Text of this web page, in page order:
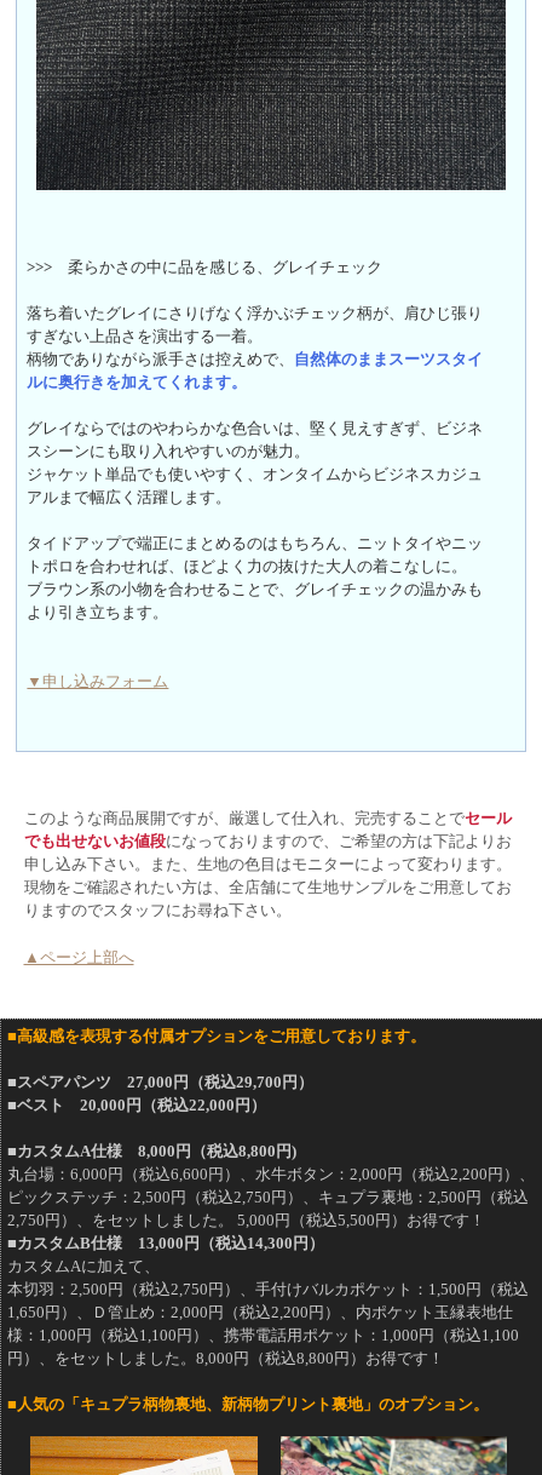
>>> 柔らかさの中に品を感じる、グレイチェック
落ち着いたグレイにさりげなく浮かぶチェック柄が、肩ひじ張り
すぎない上品さを演出する一着。
柄物でありながら派手さは控えめで、 自然体のままスーツスタイ
ルに奥行きを加えてくれます。
グレイならではのやわらかな色合いは、堅く見えすぎず、ビジネ
スシーンにも取り入れやすいのが魅力。
ジャケット単品でも使いやすく、オンタイムからビジネスカジュ
アルまで幅広く活躍します。
タイドアップで端正にまとめるのはもちろん、ニットタイやニッ
トポロを合わせれば、ほどよく力の抜けた大人の着こなしに。
ブラウン系の小物を合わせることで、グレイチェックの温かみも
より引き立ちます。
▼申し込みフォーム
このような商品展開ですが、厳選して仕入れ、完売することでセール
でも出せないお値段になっておりますので、ご希望の方は下記よりお
申し込み下さい。また、生地の色目はモニターによって変わります。
現物をご確認されたい方は、全店舗にて生地サンプルをご用意してお
りますのでスタッフにお尋ね下さい。
▲ページ上部へ
■高級感を表現する付属オプションをご用意しております。
■スペアパンツ 27,000円（税込29,700円）
■ベスト 20,000円（税込22,000円）
■カスタムA仕様 8,000円（税込8,800円)
丸台場：6,000円（税込6,600円）、水牛ボタン：2,000円（税込2,200円）、
ピックステッチ：2,500円（税込2,750円）、キュプラ裏地：2,500円（税込
2,750円）、をセットしました。 5,000円（税込5,500円）お得です！
■カスタムB仕様 13,000円（税込14,300円）
カスタムAに加えて、
本切羽：2,500円（税込2,750円）、手付けバルカポケット：1,500円（税込
1,650円）、Ｄ管止め：2,000円（税込2,200円）、内ポケット玉縁表地仕
様：1,000円（税込1,100円）、携帯電話用ポケット：1,000円（税込1,100
円）、をセットしました。8,000円（税込8,800円）お得です！
■人気の「キュプラ柄物裏地、新柄物プリント裏地」のオプション。